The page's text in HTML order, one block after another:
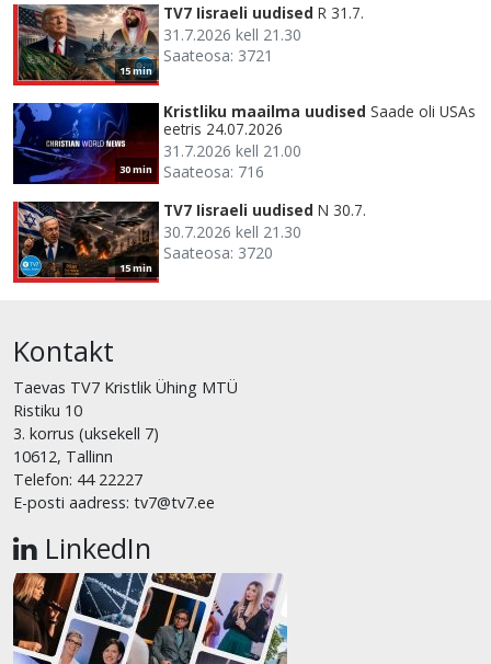
15 min
TV7 Iisraeli uudised R 31.7.
31.7.2026 kell 21.30
Saateosa: 3721
30 min
Kristliku maailma uudised Saade oli USAs
eetris 24.07.2026
31.7.2026 kell 21.00
Saateosa: 716
15 min
TV7 Iisraeli uudised N 30.7.
30.7.2026 kell 21.30
Saateosa: 3720
Kontakt
Taevas TV7 Kristlik Ühing MTÜ
Ristiku 10
3. korrus (uksekell 7)
10612, Tallinn
Telefon: 44 22227
E-posti aadress: tv7@tv7.ee
LinkedIn